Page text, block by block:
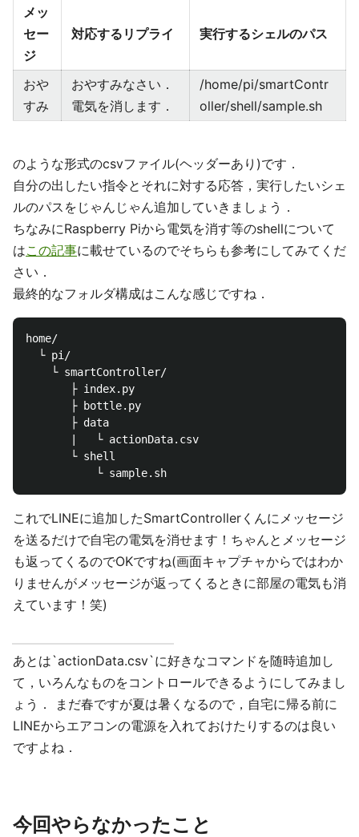
メッ
セー
ジ
対応するリプライ 実行するシェルのパス
おや
すみ
おやすみなさい．
電気を消します．
/home/pi/smartContr
oller/shell/sample.sh
のような形式のcsvファイル(ヘッダーあり)です．
自分の出したい指令とそれに対する応答，実行したいシェ
ルのパスをじゃんじゃん追加していきましょう．
ちなみにRaspberry Piから電気を消す等のshellについて
はこの記事に載せているのでそちらも参考にしてみてくだ
さい．
最終的なフォルダ構成はこんな感じですね．
home/
  └ pi/
    └ smartController/
       ├ index.py
       ├ bottle.py
       ├ data
       |   └ actionData.csv
       └ shell
これでLINEに追加したSmartControllerくんにメッセージ
を送るだけで自宅の電気を消せます！ちゃんとメッセージ
も返ってくるのでOKですね(画面キャプチャからではわか
りませんがメッセージが返ってくるときに部屋の電気も消
えています！笑)
あとは`actionData.csv`に好きなコマンドを随時追加し
て，いろんなものをコントロールできるようにしてみまし
ょう． まだ春ですが夏は暑くなるので，自宅に帰る前に
LINEからエアコンの電源を入れておけたりするのは良い
ですよね．
今回やらなかったこと